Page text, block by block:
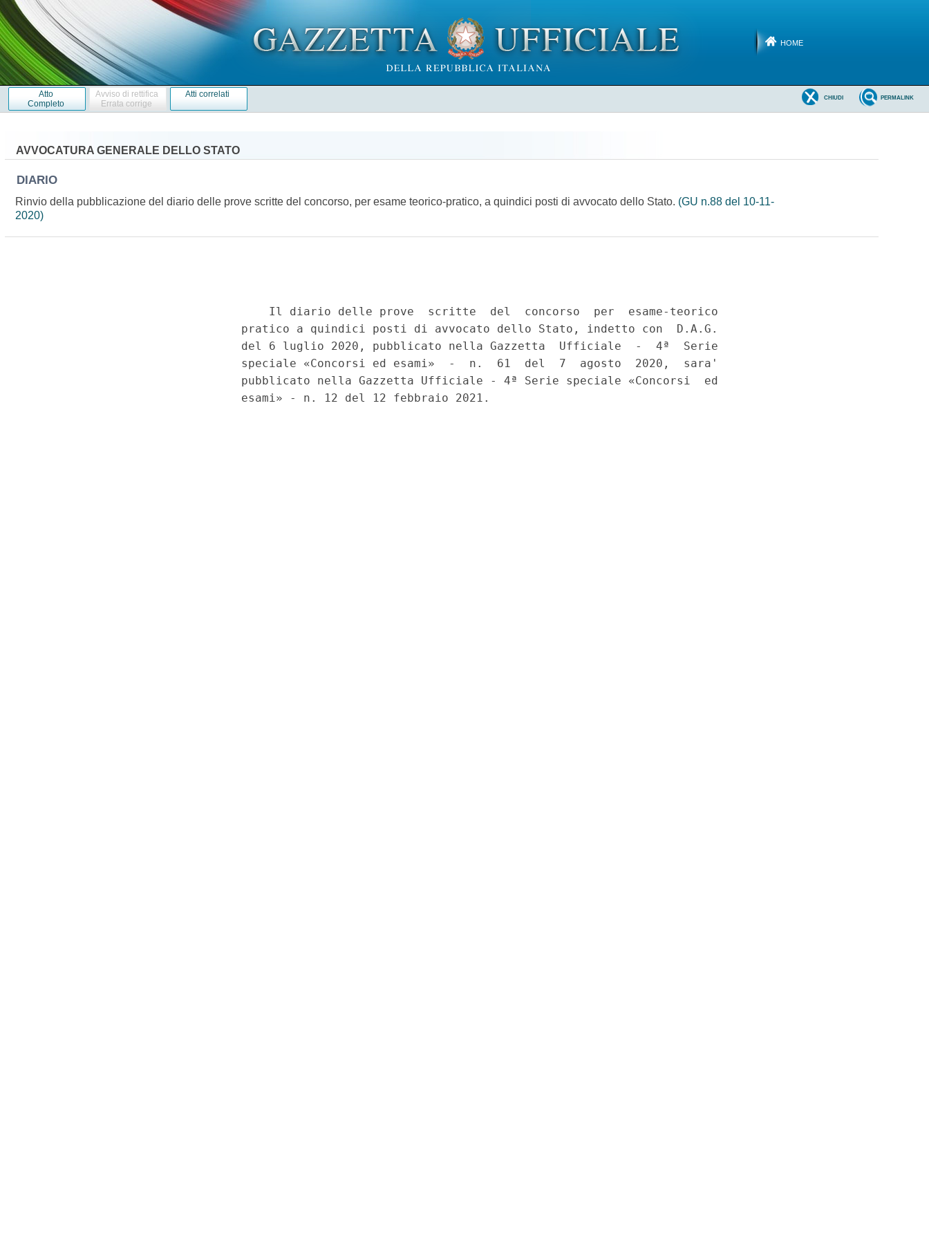
HOME
Atto
Completo
Avviso di rettifica
Errata corrige
Atti correlati PERMALINK
CHIUDI
AVVOCATURA GENERALE DELLO STATO
DIARIO
Rinvio della pubblicazione del diario delle prove scritte del concorso, per esame teorico-pratico, a quindici posti di avvocato dello Stato. (GU n.88 del 10-11-
2020)